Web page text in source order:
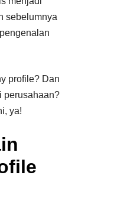
sebelumnya
profile? Dan
perusahaan?
ya!